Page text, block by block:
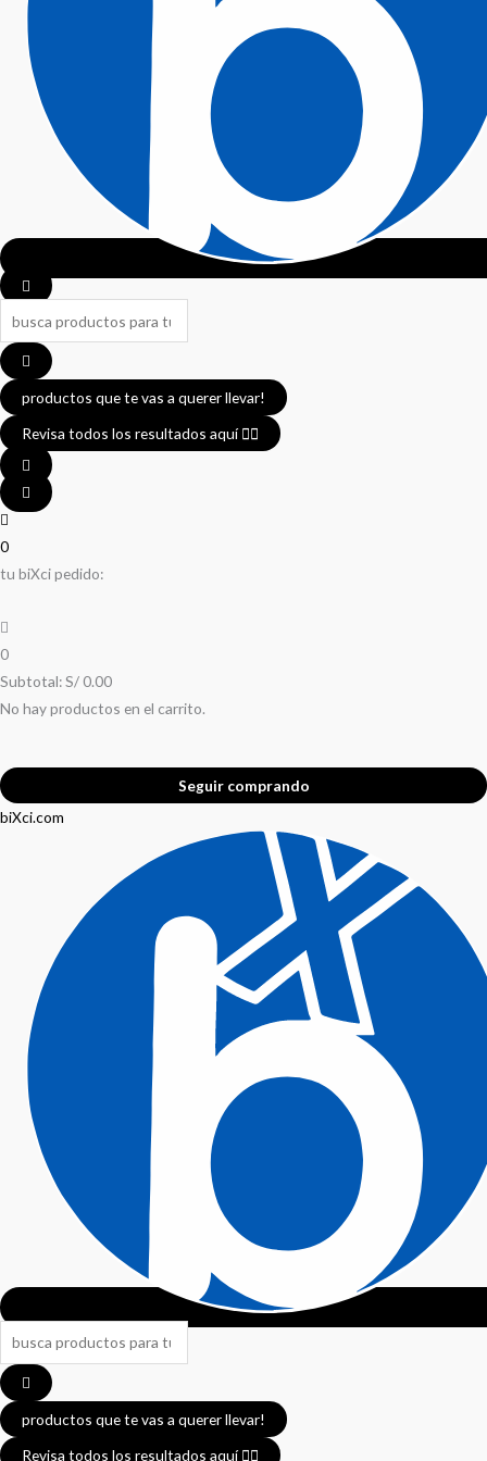
...
productos que te vas a querer llevar!
Revisa todos los resultados aquí 👈🏼
0
tu biXci pedido:
0
Subtotal:S/ 0.00
No hay productos en el carrito.
Seguir comprando
biXci.com
Search
...
productos que te vas a querer llevar!
Revisa todos los resultados aquí 👈🏼